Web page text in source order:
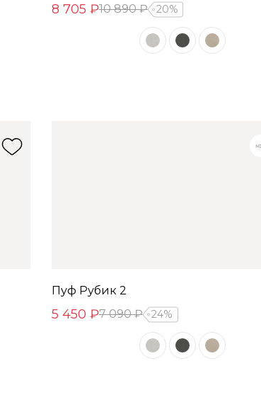
8 705 ₽10 890 ₽ 20%
Пуф Рубик 2
5 450 ₽7 090 ₽ 24%